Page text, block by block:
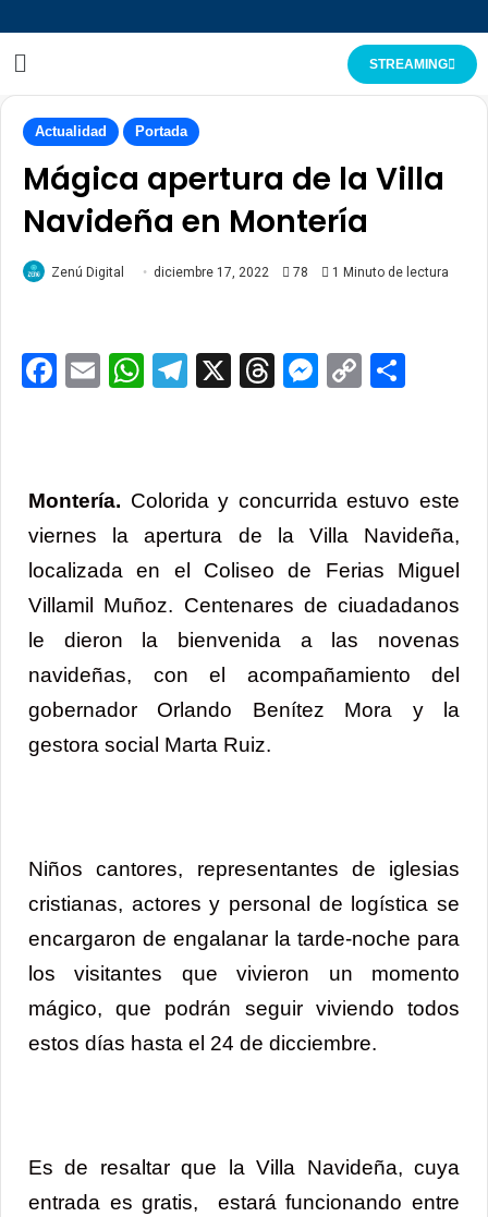
STREAMING
Actualidad Portada
Mágica apertura de la Villa
Navideña en Montería
Zenú Digital diciembre 17, 2022 78 1 Minuto de lectura
Facebook
EmailWhatsApp
Telegram
X ThreadsCopy
Montería. Colorida y concurrida estuvo este
viernes la apertura de la Villa Navideña,
localizada en el Coliseo de Ferias Miguel
Villamil Muñoz. Centenares de ciuadadanos
le dieron la bienvenida a las novenas
navideñas, con el acompañamiento del
gobernador Orlando Benítez Mora y la
gestora social Marta Ruiz.
Niños cantores, representantes de iglesias
cristianas, actores y personal de logística se
encargaron de engalanar la tarde-noche para
los visitantes que vivieron un momento
mágico, que podrán seguir viviendo todos
estos días hasta el 24 de dicciembre.
Es de resaltar que la Villa Navideña, cuya
entrada es gratis, estará funcionando entre